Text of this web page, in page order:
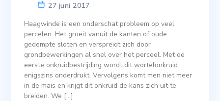
27 juni 2017
Haagwinde is een onderschat probleem op veel
percelen. Het groeit vanuit de kanten of oude
gedempte sloten en verspreidt zich door
grondbewerkingen al snel over het perceel. Met de
eerste onkruidbestrijding wordt dit wortelonkruid
enigszins onderdrukt. Vervolgens komt men niet meer
in de mais en krijgt dit onkruid de kans zich uit te
breiden. We […]